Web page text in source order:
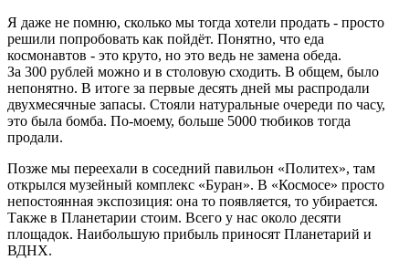
Я даже не помню, сколько мы тогда хотели продать - просто
решили попробовать как пойдёт. Понятно, что еда
космонавтов - это круто, но это ведь не замена обеда.
За 300 рублей можно и в столовую сходить. В общем, было
непонятно. В итоге за первые десять дней мы распродали
двухмесячные запасы. Стояли натуральные очереди по часу,
это была бомба. По-моему, больше 5000 тюбиков тогда
продали.
Позже мы переехали в соседний павильон «Политех», там
открылся музейный комплекс «Буран». В «Космосе» просто
непостоянная экспозиция: она то появляется, то убирается.
Также в Планетарии стоим. Всего у нас около десяти
площадок. Наибольшую прибыль приносят Планетарий и
ВДНХ.